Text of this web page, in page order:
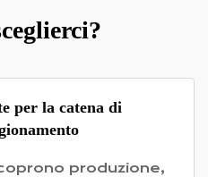
per la catena di
produzione,